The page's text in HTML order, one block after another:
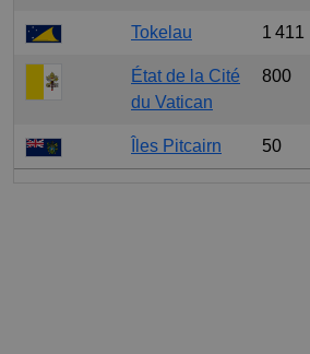
Tokelau 1 411
État de la Cité
du Vatican
800
Îles Pitcairn 50